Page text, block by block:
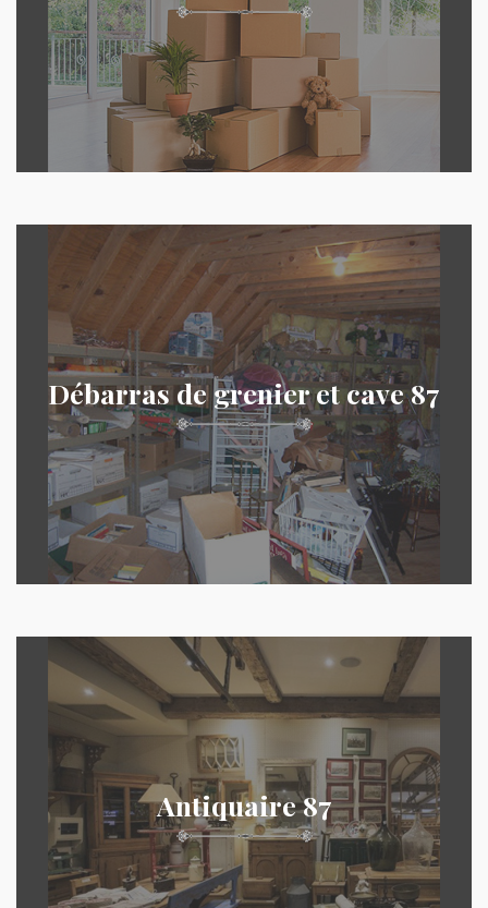
Débarras de grenier et cave 87
Antiquaire 87